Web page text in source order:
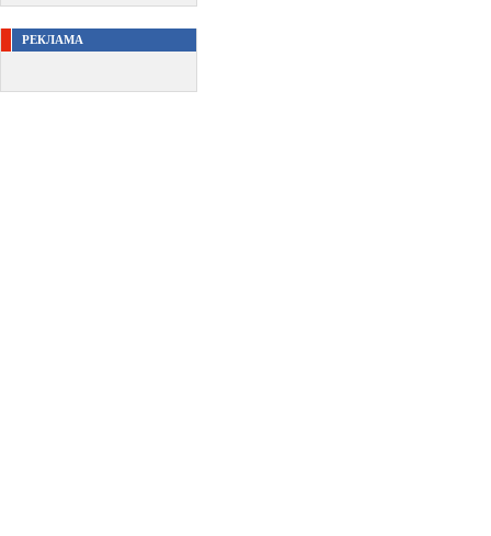
РЕКЛАМА